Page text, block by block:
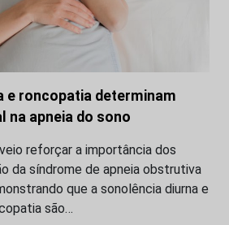
e roncopatia determinam
na apneia do sono
reforçar a importância dos
da síndrome de apneia obstrutiva
que a sonolência diurna e
são…